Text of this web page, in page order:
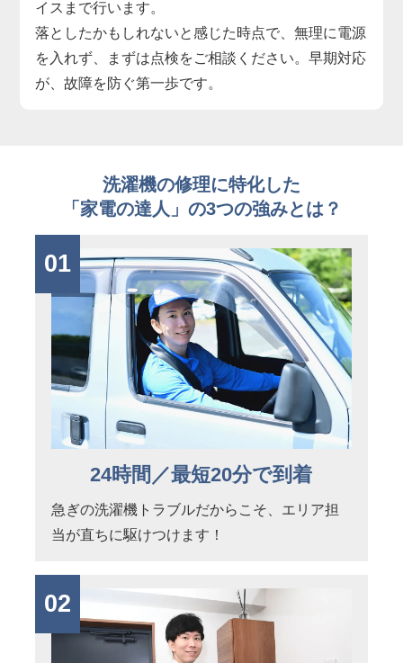
イスまで行います。
落としたかもしれないと感じた時点で、無理に電源
を入れず、まずは点検をご相談ください。早期対応
が、故障を防ぐ第一歩です。
洗濯機の修理に特化した
「家電の達人」の3つの強みとは？
01
24時間／最短20分で到着
急ぎの洗濯機トラブルだからこそ、エリア担
当が直ちに駆けつけます！
02